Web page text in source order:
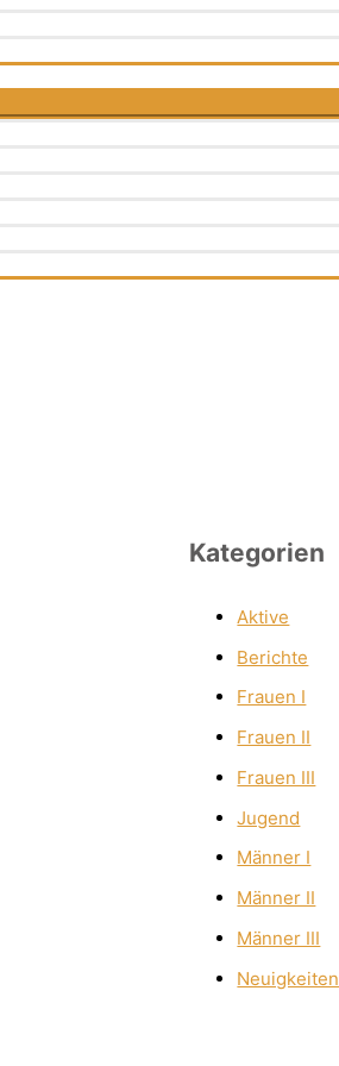
Kategorien
Aktive
Berichte
Frauen I
Frauen II
Frauen III
Jugend
Männer I
Männer II
Männer III
Neuigkeiten